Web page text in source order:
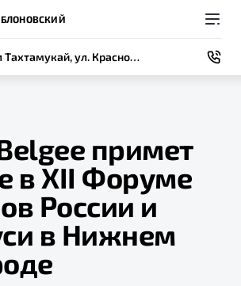
Краснодар, аул Тахтамукай, ул. Краснодарская, 1/3
Модели
Покупателям
и Акции
Владельцам
О компании
примет
в XII Форуме
России и
в Нижнем